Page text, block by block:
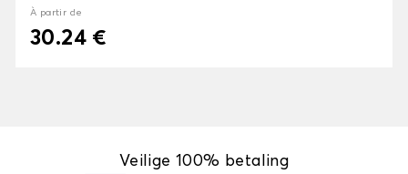
À partir de
30.24 €
Veilige 100% betaling